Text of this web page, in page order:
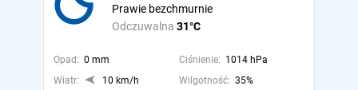
Odczuwalna 31°C
Prawie bezchmurnie
Opad: 0 mm Ciśnienie: 1014 hPa
Wiatr:
10 km/h Wilgotność: 35%